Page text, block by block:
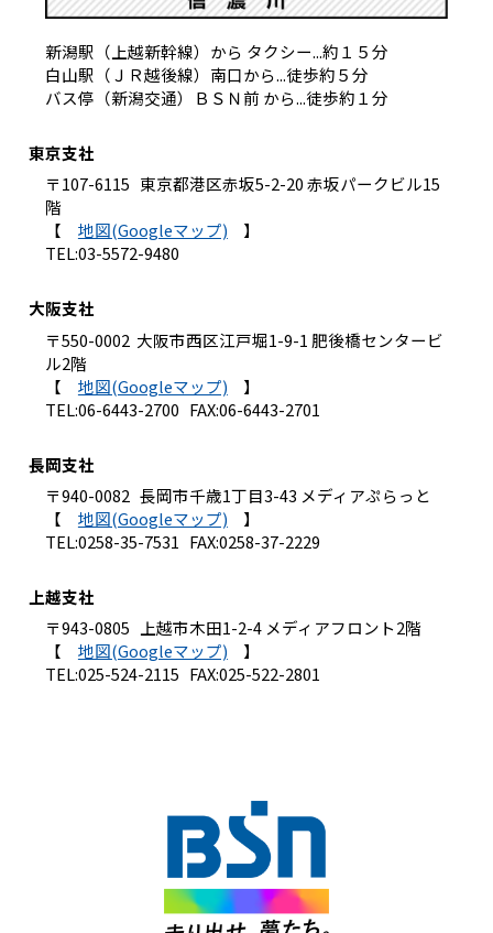
新潟駅（上越新幹線）から タクシー...約１５分
白山駅（ＪＲ越後線）南口から...徒歩約５分
バス停（新潟交通）ＢＳＮ前 から...徒歩約１分
東京支社
〒107-6115 東京都港区赤坂5-2-20 赤坂パークビル15
階
【
地図(Googleマップ)
】
TEL:03-5572-9480
大阪支社
〒550-0002 大阪市西区江戸堀1-9-1 肥後橋センタービ
ル2階
【
地図(Googleマップ)
】
TEL:06-6443-2700 FAX:06-6443-2701
長岡支社
〒940-0082 長岡市千歳1丁目3-43 メディアぷらっと
【
地図(Googleマップ)
】
TEL:0258-35-7531 FAX:0258-37-2229
上越支社
〒943-0805 上越市木田1-2-4 メディアフロント2階
【
地図(Googleマップ)
】
TEL:025-524-2115 FAX:025-522-2801